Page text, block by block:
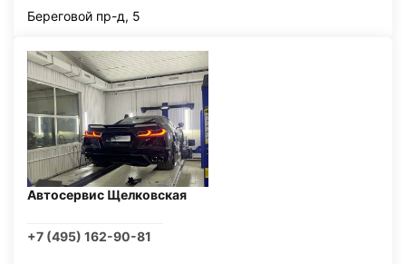
Береговой пр-д, 5
Автосервис Щелковская
+7 (495) 162-90-81